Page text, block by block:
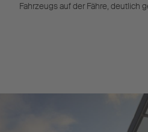
Fahrzeugs auf der Fähre, deutlich